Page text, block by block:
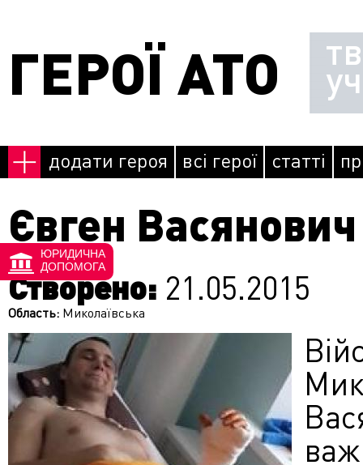
ГЕРОЇ АТО
додати героя всі герої статті
Євген Васянович
Створено: 21.05.2015
Область: Миколаївська
ЮРИДИЧНА
ДОПОМОГА